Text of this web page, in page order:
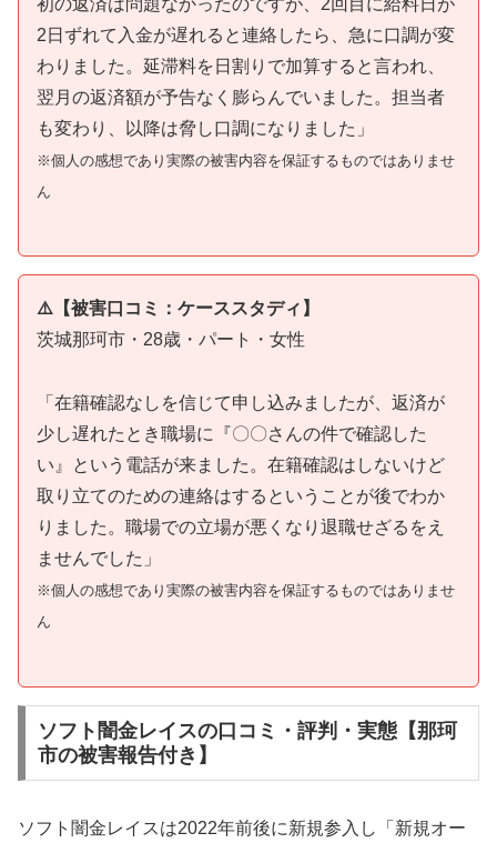
2日ずれて入金が遅れると連絡したら、急に口調が変
わりました。延滞料を日割りで加算すると言われ、
翌月の返済額が予告なく膨らんでいました。担当者
も変わり、以降は脅し口調になりました」
※個人の感想であり実際の被害内容を保証するものではありませ
ん
⚠️【被害口コミ：ケーススタディ】
茨城那珂市・28歳・パート・女性
「在籍確認なしを信じて申し込みましたが、返済が
少し遅れたとき職場に『〇〇さんの件で確認した
い』という電話が来ました。在籍確認はしないけど
取り立てのための連絡はするということが後でわか
りました。職場での立場が悪くなり退職せざるをえ
ませんでした」
※個人の感想であり実際の被害内容を保証するものではありませ
ん
ソフト闇金レイスの口コミ・評判・実態【那珂
市の被害報告付き】
ソフト闇金レイスは2022年前後に新規参入し「新規オー